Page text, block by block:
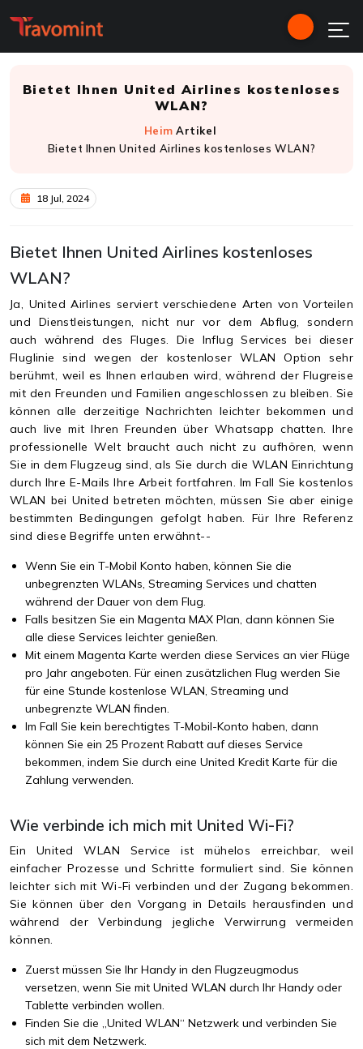
Bietet Ihnen United Airlines kostenloses
WLAN?
Heim Artikel
Bietet Ihnen United Airlines kostenloses WLAN?
18 Jul, 2024
Bietet Ihnen United Airlines kostenloses
WLAN?
Ja, United Airlines serviert verschiedene Arten von Vorteilen
und Dienstleistungen, nicht nur vor dem Abflug, sondern
auch während des Fluges. Die Influg Services bei dieser
Fluglinie sind wegen der kostenloser WLAN Option sehr
berühmt, weil es Ihnen erlauben wird, während der Flugreise
mit den Freunden und Familien angeschlossen zu bleiben. Sie
können alle derzeitige Nachrichten leichter bekommen und
auch live mit Ihren Freunden über Whatsapp chatten. Ihre
professionelle Welt braucht auch nicht zu aufhören, wenn
Sie in dem Flugzeug sind, als Sie durch die WLAN Einrichtung
durch Ihre E-Mails Ihre Arbeit fortfahren. Im Fall Sie kostenlos
WLAN bei United betreten möchten, müssen Sie aber einige
bestimmten Bedingungen gefolgt haben. Für Ihre Referenz
sind diese Begriffe unten erwähnt--
Wenn Sie ein T-Mobil Konto haben, können Sie die
unbegrenzten WLANs, Streaming Services und chatten
während der Dauer von dem Flug.
Falls besitzen Sie ein Magenta MAX Plan, dann können Sie
alle diese Services leichter genießen.
Mit einem Magenta Karte werden diese Services an vier Flüge
pro Jahr angeboten. Für einen zusätzlichen Flug werden Sie
für eine Stunde kostenlose WLAN, Streaming und
unbegrenzte WLAN finden.
Im Fall Sie kein berechtigtes T-Mobil-Konto haben, dann
können Sie ein 25 Prozent Rabatt auf dieses Service
bekommen, indem Sie durch eine United Kredit Karte für die
Zahlung verwenden.
Wie verbinde ich mich mit United Wi-Fi?
Ein United WLAN Service ist mühelos erreichbar, weil
einfacher Prozesse und Schritte formuliert sind. Sie können
leichter sich mit Wi-Fi verbinden und der Zugang bekommen.
Sie können über den Vorgang in Details herausfinden und
während der Verbindung jegliche Verwirrung vermeiden
können.
Zuerst müssen Sie Ihr Handy in den Flugzeugmodus
versetzen, wenn Sie mit United WLAN durch Ihr Handy oder
Tablette verbinden wollen.
Finden Sie die „United WLAN“ Netzwerk und verbinden Sie
sich mit dem Netzwerk.